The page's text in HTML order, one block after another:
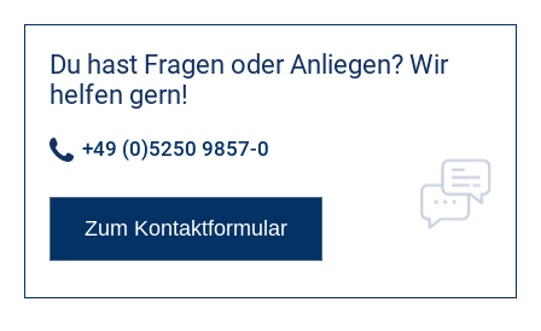
Du hast Fragen oder Anliegen? Wir
helfen gern!
+49 (0)5250 9857-0
Zum Kontaktformular